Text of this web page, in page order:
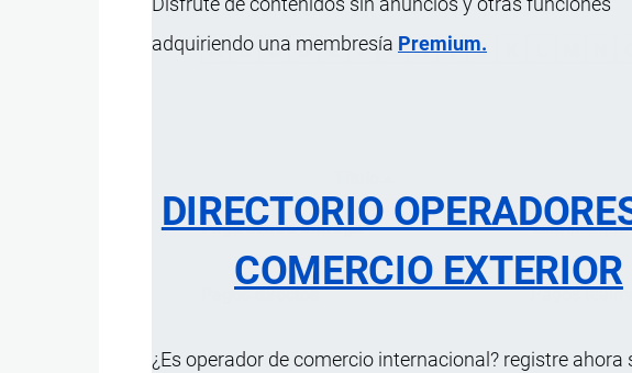
adquiriendo una membresía Premium.
DIRECTORIO
COMERCIO EXTERIOR
¿Es operador de comercio internacional? registre ahora
A B C D E F G H I J
Pago contra entrega Término
Pagos directos Pagos
País de adquisición País donde